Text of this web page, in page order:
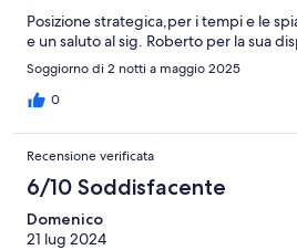
Posizione strategica,per i tempi e le
e un saluto al sig. Roberto per la sua
Soggiorno di 2 notti a maggio 2025
0
Recensione verificata
6/10 Soddisfacente
Domenico
21 lug 2024